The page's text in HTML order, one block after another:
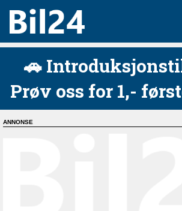
🚗
Prøv oss for 1,-